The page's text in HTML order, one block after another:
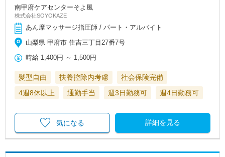
南甲府ケアセンターそよ風
株式会社SOYOKAZE
あん摩マッサージ指圧師 / パート・アルバイト
山梨県 甲府市 住吉三丁目27番7号
時給 1,400円 ～ 1,500円
髪型自由 扶養控除内考慮
社会保険完備
4週8休以上
通勤手当 週3日勤務可 週4日勤務可
詳細を見る
気になる